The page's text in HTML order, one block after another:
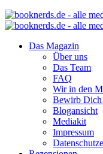
Das Magazin
Über uns
Das Team
FAQ
Wir in den
Bewirb
Blogansicht
Mediakit
Impressum